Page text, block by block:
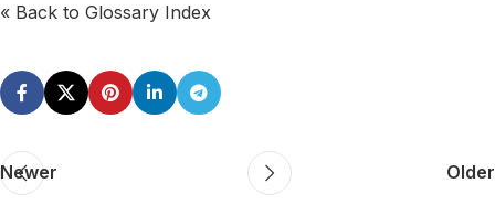
« Back to Glossary Index
Newer Older